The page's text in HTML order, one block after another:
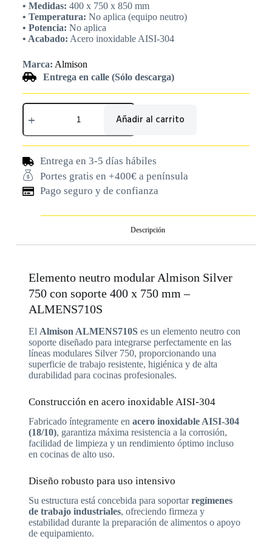
• Medidas: 400 x 750 x 850 mm
• Temperatura: No aplica (equipo neutro)
• Potencia: No aplica
• Acabado: Acero inoxidable AISI-304
Marca: Almison
Entrega en calle (Sólo descarga)
Añadir al carrito
Entrega en 3-5 días hábiles
Portes gratis en +400€ a península
Pago seguro y de confianza
Descripción
Elemento neutro modular Almison Silver
750 con soporte 400 x 750 mm –
ALMENS710S
El Almison ALMENS710Ses un elemento neutro con
soporte diseñado para integrarse perfectamente en las
líneas modulares Silver 750, proporcionando una
superficie de trabajo resistente, higiénica y de alta
durabilidad para cocinas profesionales.
Construcción en acero inoxidable AISI-304
Fabricado íntegramente en acero inoxidable AISI-304
(18/10), garantiza máxima resistencia a la corrosión,
facilidad de limpieza y un rendimiento óptimo incluso
en cocinas de alto uso.
Diseño robusto para uso intensivo
Su estructura está concebida para soportarregímenes
de trabajo industriales, ofreciendo firmeza y
estabilidad durante la preparación de alimentos o apoyo
de equipamiento.